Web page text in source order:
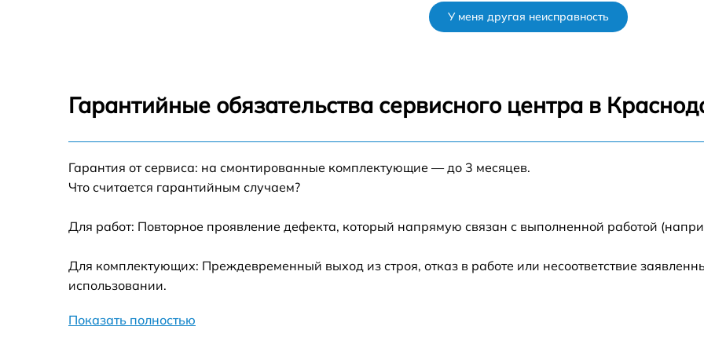
Прошивка блока управления Philips
43PUS6503
от 60 мин
Замена контроллера Philips 43PUS6503 от 60 мин
У меня другая неисправность
Гарантийные обязательства сервисного центра в
Гарантия от сервиса: на смонтированные комплектующие — до 3 месяцев.
Что считается гарантийным случаем?
Для работ: Повторное проявление дефекта, который напрямую связан с выполненной работой
Для комплектующих: Преждевременный выход из строя, отказ в работе или несоответствие
использовании.
Показать полностью